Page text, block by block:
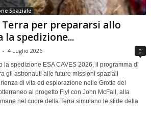
Spaziale
per prepararsi allo
la spedizione...
- 4 Luglio 2026 0
la spedizione ESA CAVES 2026, il programma di
gli astronauti alle future missioni spaziali
di vita ed esplorazione nelle Grotte del
al progetto Fly! con John McFall, alla
nel cuore della Terra simulano le sfide della